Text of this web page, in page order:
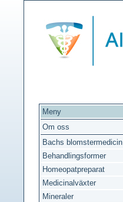
Meny
Om oss
Bachs blomstermedicin
Behandlingsformer
Homeopatpreparat
Medicinalväxter
Mineraler